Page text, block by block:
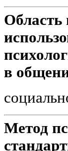
Область
в
Метод